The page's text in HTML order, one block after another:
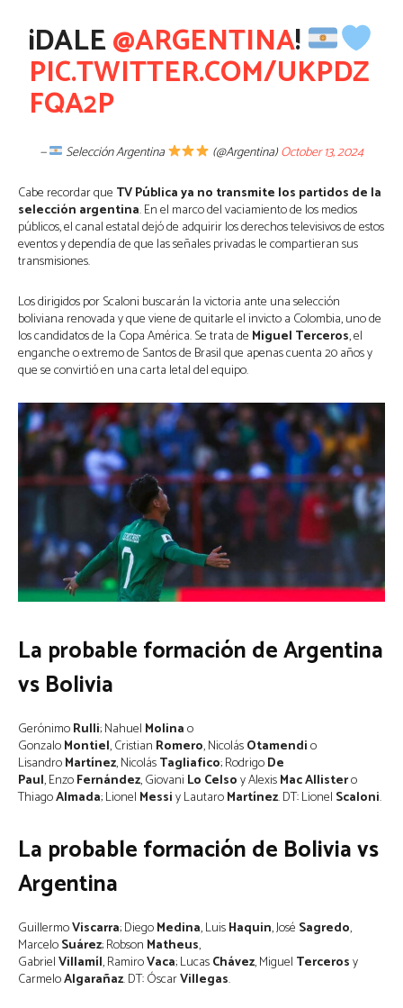
¡DALE@ARGENTINA!
PIC.TWITTER.COM/UKPDZ
FQA2P
— Selección Argentina (@Argentina)October 13, 2024
Cabe recordar que TV Pública ya no transmite los partidos de la
selección argentina. En el marco del vaciamiento de los medios
públicos, el canal estatal dejó de adquirir los derechos televisivos de estos
eventos y dependía de que las señales privadas le compartieran sus
transmisiones.
Los dirigidos por Scaloni buscarán la victoria ante una selección
boliviana renovada y que viene de quitarle el invicto a Colombia, uno de
los candidatos de la Copa América. Se trata de Miguel Terceros, el
enganche o extremo de Santos de Brasil que apenas cuenta 20 años y
que se convirtió en una carta letal del equipo.
La probable formación de Argentina
vs Bolivia
GerónimoRulli; Nahuel Molinao
GonzaloMontiel, Cristian Romero, NicolásOtamendio
LisandroMartínez, NicolásTagliafico; RodrigoDe
Paul, EnzoFernández, Giovani Lo Celsoy AlexisMacAllistero
ThiagoAlmada; Lionel Messiy LautaroMartínez. DT: Lionel Scaloni.
La probable formación de Bolivia vs
Argentina
GuillermoViscarra; DiegoMedina, LuisHaquin, José Sagredo,
MarceloSuárez; Robson Matheus,
GabrielVillamíl, RamiroVaca; LucasChávez, Miguel Tercerosy
CarmeloAlgarañaz. DT: ÓscarVillegas.